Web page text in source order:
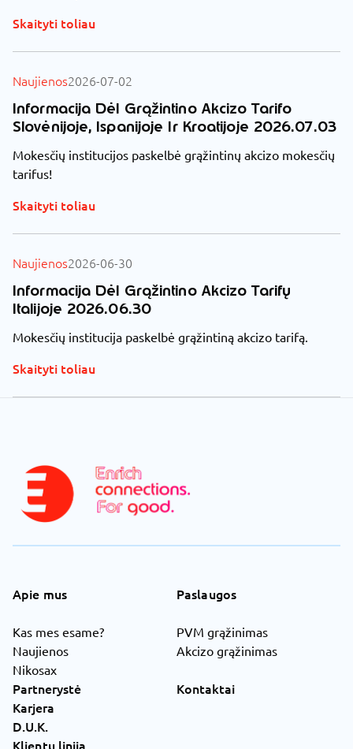
Skaityti toliau
Naujienos2026-07-02
Informacija Dėl Grąžintino Akcizo Tarifo
Slovėnijoje, Ispanijoje Ir Kroatijoje 2026.07.03
Mokesčių institucijos paskelbė grąžintinų akcizo mokesčių
tarifus!
Skaityti toliau
Naujienos2026-06-30
Informacija Dėl Grąžintino Akcizo Tarifų
Italijoje 2026.06.30
Mokesčių institucija paskelbė grąžintiną akcizo tarifą.
Skaityti toliau
Apie mus
Kas mes esame?
Naujienos
Nikosax
Paslaugos
PVM grąžinimas
Akcizo grąžinimas
Partnerystė
Karjera
D.U.K.
Kontaktai
Klientų linija